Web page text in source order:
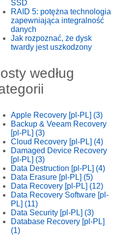
SSD
RAID 5: potężna technologia
zapewniająca integralność
danych
Jak rozpoznać, że dysk
twardy jest uszkodzony
według
Apple Recovery [pl-PL] (3)
Backup & Veeam Recovery
[pl-PL] (3)
Cloud Recovery [pl-PL] (4)
Damaged Device Recovery
[pl-PL] (3)
Data Destruction [pl-PL] (4)
Data Erasure [pl-PL] (5)
Data Recovery [pl-PL] (12)
Data Recovery Software [pl-
PL] (11)
Data Security [pl-PL] (3)
Database Recovery [pl-PL]
(1)